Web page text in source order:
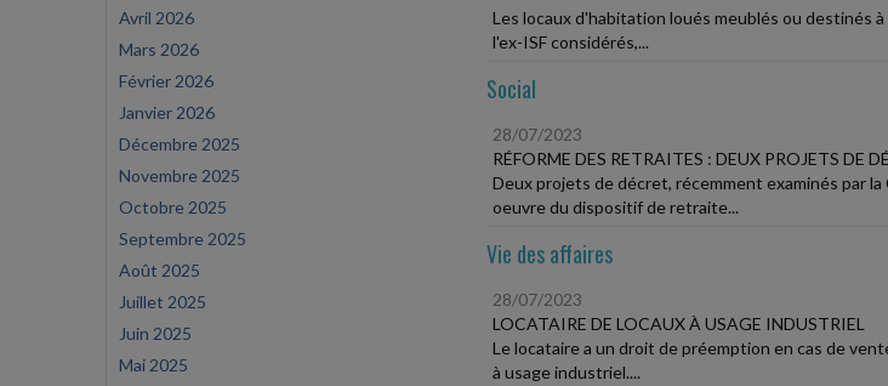
Avril 2026
Mars 2026
Février 2026
Janvier 2026
Décembre 2025
Novembre 2025
Octobre 2025
Septembre 2025
Août 2025
Juillet 2025
Juin 2025
Mai 2025
Les locaux d'habitation loués meublés ou destinés
l'ex-ISF considérés,...
Social
28/07/2023
RÉFORME DES RETRAITES : DEUX PROJETS DE
Deux projets de décret, récemment examinés par
oeuvre du dispositif de retraite...
Vie des affaires
28/07/2023
LOCATAIRE DE LOCAUX À USAGE INDUSTRIEL
Le locataire a un droit de préemption en cas de
à usage industriel....